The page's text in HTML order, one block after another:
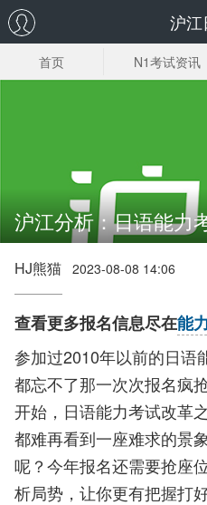
沪
首页 N1考试资讯
考试时间 资料下载
沪江分析：日语能力
HJ熊猫 2023-08-08 14:06
查看更多报名信息尽在能
参加过2010年以前的日语
都忘不了那一次次报名疯
开始，日语能力考试改革
都难再看到一座难求的景
呢？今年报名还需要抢座
析局势，让你更有把握打